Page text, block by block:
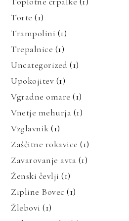
Torte (1)
Trampolini (1)
Trepalnice (1)
Uncategorized (1)
Upokojitev (1)
Vgradne omare (1)
Vnetje mehurja (1)
Vzglavnik (1)
Zaščitne rokavice (1)
Zavarovanje avta (1)
Ženski čevlji (1)
Zipline Bovec (1)
Žlebovi (1)